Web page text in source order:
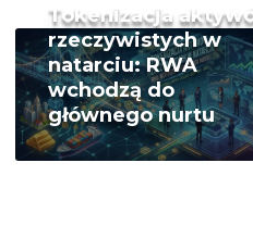
Tokenizacja
rzeczywistych w
natarciu: RWA
wchodzą do
głównego nurtu